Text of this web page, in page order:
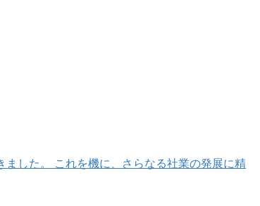
した。 これを機に、さらなる社業の発展に精